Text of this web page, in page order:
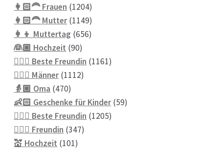
Produkte
👩🏻‍🦰 Frauen 12041204
Produkte
👩🏻‍🦰 Mutter 11491149
Produkte
👩‍👦 Muttertag 656656
👰🏼 Hochzeit 9090
Produkte
👱🏻‍♀️ Beste Freundin 11611161
👱🏼‍♂️ Männer 11121112
👵🏼 Oma 470470
Produkte
👶🏻 Geschenke für Kinder 5959
💁🏼‍♀️ Beste Freundin 12051205
💁🏼‍♀️ Freundin 347347
💒 Hochzeit 101101